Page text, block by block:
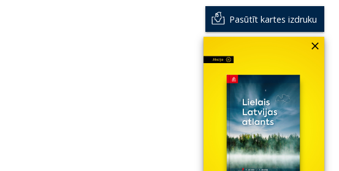
Pasūtīt kartes izdruku